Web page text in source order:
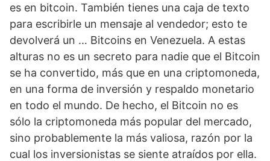
es en bitcoin. También tienes una caja de texto
para escribirle un mensaje al vendedor; esto te
devolverá un … Bitcoins en Venezuela. A estas
alturas no es un secreto para nadie que el Bitcoin
se ha convertido, más que en una criptomoneda,
en una forma de inversión y respaldo monetario
en todo el mundo. De hecho, el Bitcoin no es
sólo la criptomoneda más popular del mercado,
sino probablemente la más valiosa, razón por la
cual los inversionistas se siente atraídos por ella.